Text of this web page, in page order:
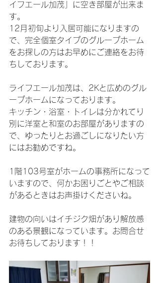
イフエール加茂」に空き部屋が出来ま
す。
12月初旬より入居可能になりますの
で、完全個室タイプのグループホーム
をお探しの方はお早めにご連絡をお待
ちしております。
ライフエール加茂は、2Kと広めのグル
ープホームになっております。
キッチン・浴室・トイレは分かれてり
別に洋室と和室のお部屋がありますの
で、ゆったりとお過ごしになりたい方
にはお勧めですね。
1階103号室がホームの事務所になって
いますので、何かお困りごとやご相談
があるときはお声掛けくださいね。
建物の向いはイチジク畑があり解放感
のある景観になっています。お問合せ
お待ちしております！！